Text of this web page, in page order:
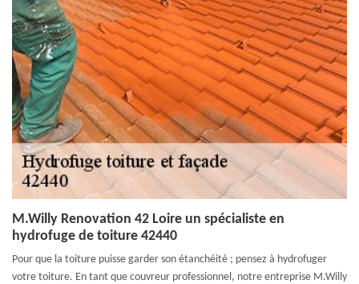
M.Willy Renovation 42 Loire un spécialiste en
hydrofuge de toiture 42440
Pour que la toiture puisse garder son étanchéité ; pensez à hydrofuger
votre toiture. En tant que couvreur professionnel, notre entreprise M.Willy